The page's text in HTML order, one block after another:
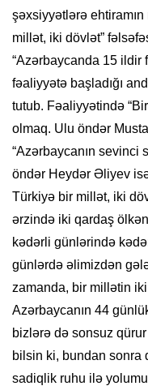
şəxsiyyətlərə
millət, iki dövlət”
“Azərbaycanda 15 ildir
fəaliyyətə başladığı
tutub. Fəaliyyətində
olmaq. Ulu öndər
“Azərbaycanın sevinci
öndər Heydər Əliyev
Türkiyə bir millət, iki
ərzində iki qardaş
kədərli günlərində
günlərdə əlimizdən
zamanda, bir millətin
Azərbaycanın 44
bizlərə də sonsuz
bilsin ki, bundan sonra
sadiqlik ruhu ilə